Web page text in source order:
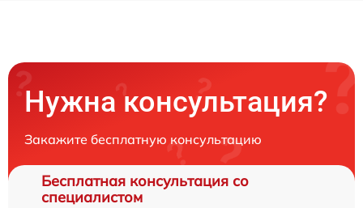
Нужна консультация?
Закажите бесплатную консультацию
Бесплатная консультация со
специалистом